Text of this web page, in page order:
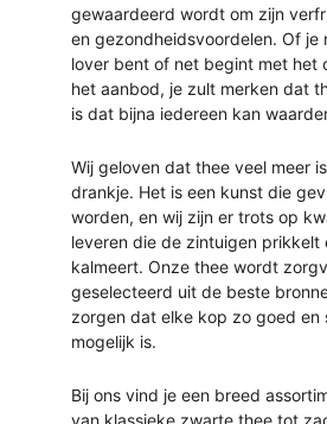
gewaardeerd wordt om zijn
en gezondheidsvoordelen. Of je
lover bent of net begint met het
het aanbod, je zult merken dat
is dat bijna iedereen kan
Wij geloven dat thee veel meer
drankje. Het is een kunst die
worden, en wij zijn er trots op
leveren die de zintuigen prikkelt
kalmeert. Onze thee wordt
geselecteerd uit de beste
zorgen dat elke kop zo goed en
mogelijk is.
Bij ons vind je een breed
van klassieke zwarte thee tot